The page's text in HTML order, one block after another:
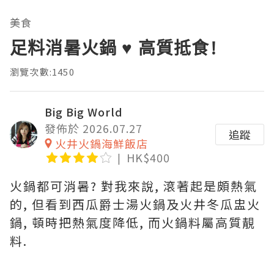
美食
足料消暑火鍋 ♥ 高質抵食!
瀏覽次數:1450
Big Big World
發佈於 2026.07.27
火井火鍋海鮮飯店
HK$400
追蹤
火鍋都可消暑? 對我來說, 滾著起是頗熱氣
的, 但看到西瓜爵士湯火鍋及火井冬瓜盅火
鍋, 頓時把熱氣度降低, 而火鍋料屬高質靚
料.